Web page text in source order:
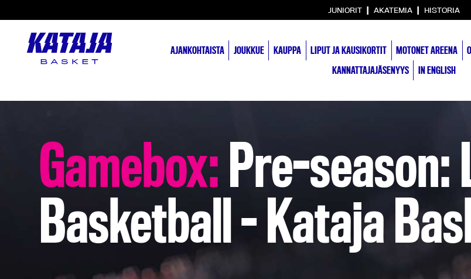
JUNIORIT | AKATEMIA | HISTORIA
AJANKOHTAISTA JOUKKUE KAUPPA LIPUT JA KAUSIKORTIT MOTONET AREENA
KANNATTAJAJÄSENYYS
IN ENGLISH
Gamebox: Pre-season:
Basketball – Kataja